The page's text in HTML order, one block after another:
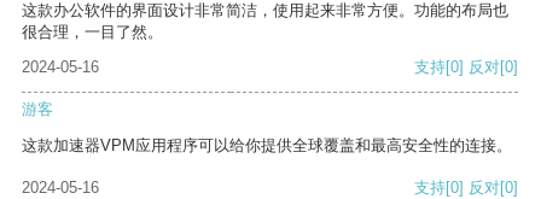
这款办公软件的界面设计非常简洁，使用起来非常方便。功能的布局也
很合理，一目了然。
2024-05-16
支持[0] 反对[0]
游客
这款加速器VPM应用程序可以给你提供全球覆盖和最高安全性的连接。
2024-05-16 支持[0] 反对[0]